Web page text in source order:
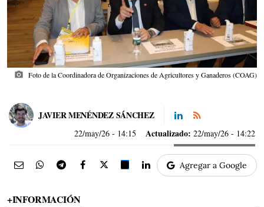
photo_camera Foto de la Coordinadora de Organizaciones de Agricultores y Ganaderos (COAG)
JAVIER MENÉNDEZ SÁNCHEZ
22/may/26 - 14:15 Actualizado: 22/may/26 - 14:22
Agregar a Google
+INFORMACIÓN